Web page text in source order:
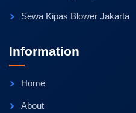
Sewa Kipas Blower Jakarta
Information
Home
About